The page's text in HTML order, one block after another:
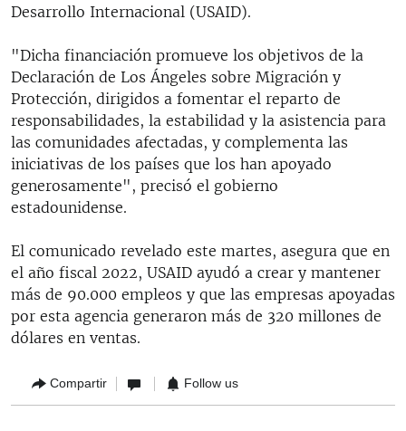
Desarrollo Internacional (USAID).
"Dicha financiación promueve los objetivos de la
Declaración de Los Ángeles sobre Migración y
Protección, dirigidos a fomentar el reparto de
responsabilidades, la estabilidad y la asistencia para
las comunidades afectadas, y complementa las
iniciativas de los países que los han apoyado
generosamente", precisó el gobierno
estadounidense.
El comunicado revelado este martes, asegura que en
el año fiscal 2022, USAID ayudó a crear y mantener
más de 90.000 empleos y que las empresas apoyadas
por esta agencia generaron más de 320 millones de
dólares en ventas.
Compartir Follow us